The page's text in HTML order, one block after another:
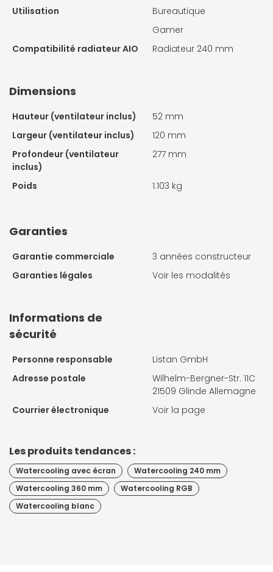
Utilisation
Bureautique
Gamer
Compatibilité radiateur AIO
Radiateur 240 mm
Dimensions
Hauteur (ventilateur inclus)
52 mm
Largeur (ventilateur inclus)
120 mm
Profondeur (ventilateur
inclus)
277 mm
Poids 1.103 kg
Garanties
Garantie commerciale
3 années constructeur
Garanties légales
Voir les modalités
Informations de
sécurité
Personne responsable
Listan GmbH
Adresse postale
Wilhelm-Bergner-Str. 11C
21509 Glinde Allemagne
Courrier électronique
Voir la page
Les produits tendances :
Watercooling avec écran
Watercooling 240 mm
Watercooling 360 mm
Watercooling RGB
Watercooling blanc